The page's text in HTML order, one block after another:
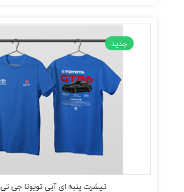
جدید
تیشرت پنبه ای آبی تویوتا جی تی 86